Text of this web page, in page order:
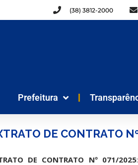
(38) 3812-2000
Prefeitura
DE CONTRATO
DE CONTRATO Nº 071/2025